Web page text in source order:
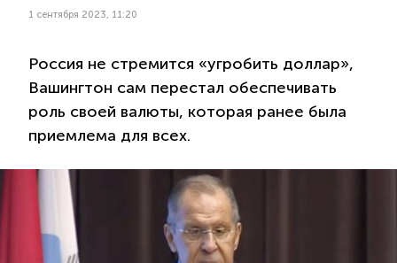
1 сентября 2023, 11:20
Россия не стремится «угробить доллар»,
Вашингтон сам перестал обеспечивать
роль своей валюты, которая ранее была
приемлема для всех.